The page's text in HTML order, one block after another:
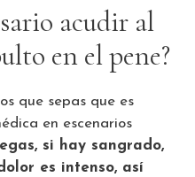
acudir al
en el pene?
que sepas que es
en escenarios
si hay sangrado,
es intenso, así